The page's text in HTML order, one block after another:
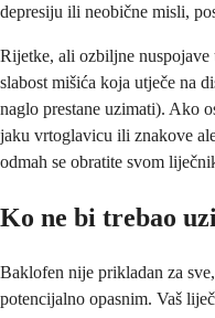
depresiju ili neobične misli,
Rijetke, ali ozbiljne
slabost mišića koja utječe na
naglo prestane uzimati). Ako
jaku vrtoglavicu ili znakove
odmah se obratite svom
Ko ne bi trebao
Baklofen nije prikladan za
potencijalno opasnim. Vaš